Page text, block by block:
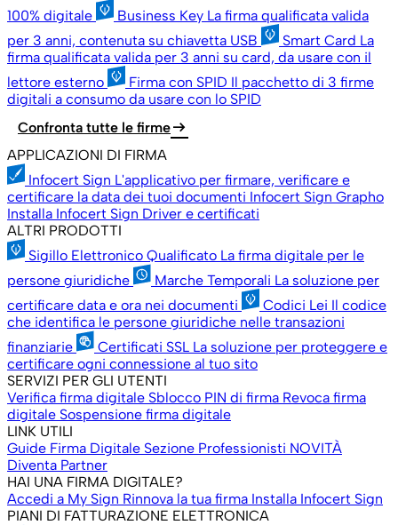
100% digitale
Business Key La firma qualificata valida
per 3 anni, contenuta su chiavetta USB
Smart Card La
firma qualificata valida per 3 anni su card, da usare con il
lettore esterno
Firma con SPID Il pacchetto di 3 firme
digitali a consumo da usare con lo SPID
Confronta tutte le firmearrow_right_alt
APPLICAZIONI DI FIRMA
Infocert Sign L'applicativo per firmare, verificare e
certificare la data dei tuoi documenti Infocert Sign Grapho
Installa Infocert Sign Driver e certificati
ALTRI PRODOTTI
Sigillo Elettronico Qualificato La firma digitale per le
persone giuridiche
Marche Temporali La soluzione per
certificare data e ora nei documenti
Codici Lei Il codice
che identifica le persone giuridiche nelle transazioni
finanziarie
Certificati SSL La soluzione per proteggere e
certificare ogni connessione al tuo sito
SERVIZI PER GLI UTENTI
Verifica firma digitale Sblocco PIN di firma Revoca firma
digitale Sospensione firma digitale
LINK UTILI
Guide Firma Digitale Sezione Professionisti NOVITÀ
Diventa Partner
HAI UNA FIRMA DIGITALE?
Accedi a My Sign Rinnova la tua firma Installa Infocert Sign
PIANI DI FATTURAZIONE ELETTRONICA